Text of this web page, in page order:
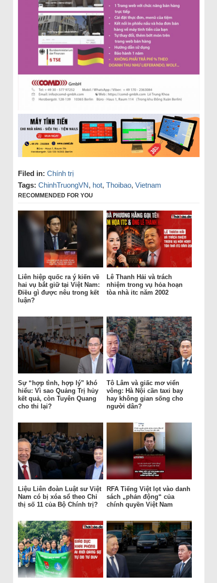
Filed in: Chính trị
Tags: ChinhTruongVN, hot, Thoibao, Vietnam
RECOMMENDED FOR YOU
Liên hiệp quốc ra ý kiến về
hai vụ bắt giữ tại Việt Nam:
Điều gì được nêu trong kết
luận?
Lê Thanh Hải và trách
nhiệm trong vụ hỏa hoạn
tòa nhà itc năm 2002
Sự “hợp tình, hợp lý” khó
hiểu: Vì sao Quảng Trị hủy
kết quả, còn Tuyên Quang
cho thi lại?
Tô Lâm và giấc mơ viển
vông: Hà Nội cần taxi bay
hay không gian sống cho
người dân?
Liệu Liên đoàn Luật sư Việt
Nam có bị xóa sổ theo Chỉ
thị số 11 của Bộ Chính trị?
RFA Tiếng Việt lọt vào danh
sách „phản động“ của
chính quyền Việt Nam